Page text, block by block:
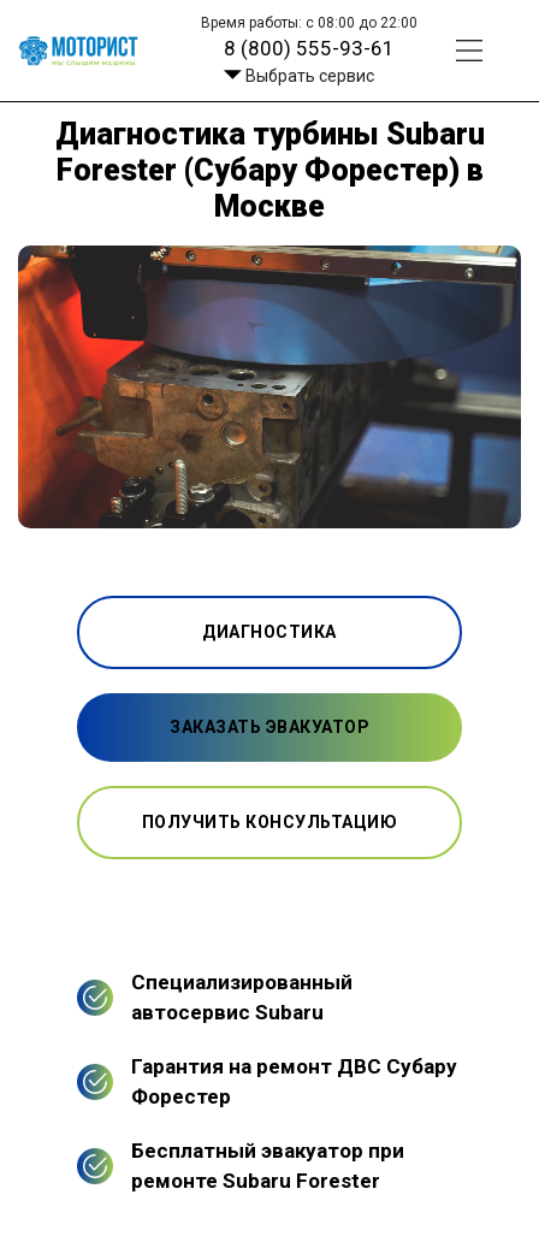
Время работы: с 08:00 до 22:00
8 (800) 555-93-61
Выбрать сервис
Диагностика турбины Subaru
Forester (Субару Форестер) в
Москве
ДИАГНОСТИКА
ЗАКАЗАТЬ ЭВАКУАТОР
ПОЛУЧИТЬ КОНСУЛЬТАЦИЮ
Специализированный
автосервис Subaru
Гарантия на ремонт ДВС Субару
Форестер
Бесплатный эвакуатор при
ремонте Subaru Forester